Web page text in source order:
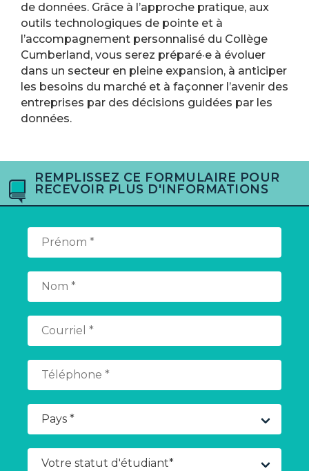
de données. Grâce à l’approche pratique, aux
outils technologiques de pointe et à
l’accompagnement personnalisé du Collège
Cumberland, vous serez préparé·e à évoluer
dans un secteur en pleine expansion, à anticiper
les besoins du marché et à façonner l’avenir des
entreprises par des décisions guidées par les
données.
REMPLISSEZ CE FORMULAIRE POUR
RECEVOIR PLUS D'INFORMATIONS